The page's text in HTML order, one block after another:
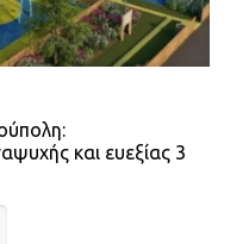
και ευεξίας 3